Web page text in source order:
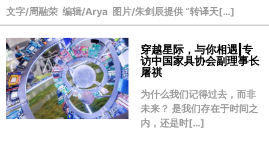
文字/周融荣 编辑/Arya 图片/朱剑辰提供 “转译天[…]
穿越星际，与你相遇|专
访中国家具协会副理事长
屠祺
为什么我们记得过去，而非
未来？ 是我们存在于时间之
内，还是时[…]